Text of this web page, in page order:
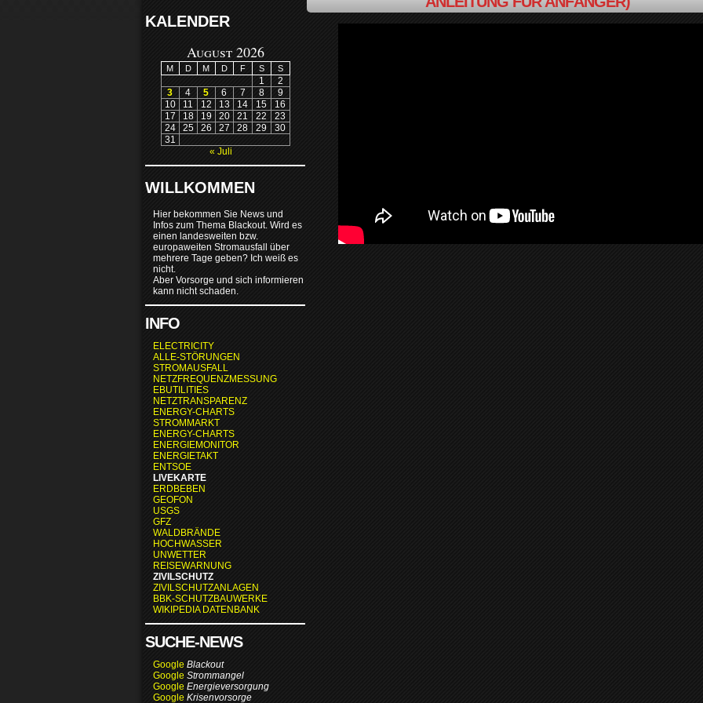
KALENDER
August 2026
M D M D F S S
1
2
3
4 5 6 7 8
9
10
11 12 13 14 15
16
17
18 19 20 21 22
23
24
25 26 27 28 29
30
31
« Juli
WILLKOMMEN
Hier bekommen Sie News und
Infos zum Thema Blackout. Wird es
einen landesweiten bzw.
europaweiten Stromausfall über
mehrere Tage geben? Ich weiß es
nicht.
Aber Vorsorge und sich informieren
kann nicht schaden.
INFO
ELECTRICITY
ALLE-STÖRUNGEN
STROMAUSFALL
NETZFREQUENZMESSUNG
EBUTILITIES
NETZTRANSPARENZ
ENERGY-CHARTS
STROMMARKT
ENERGY-CHARTS
ENERGIEMONITOR
ENERGIETAKT
ENTSOE
LIVEKARTE
ERDBEBEN
GEOFON
USGS
GFZ
WALDBRÄNDE
HOCHWASSER
UNWETTER
REISEWARNUNG
ZIVILSCHUTZ
ZIVILSCHUTZANLAGEN
BBK-SCHUTZBAUWERKE
WIKIPEDIA DATENBANK
SUCHE-NEWS
Google Blackout
Google Strommangel
Google Energieversorgung
Google Krisenvorsorge